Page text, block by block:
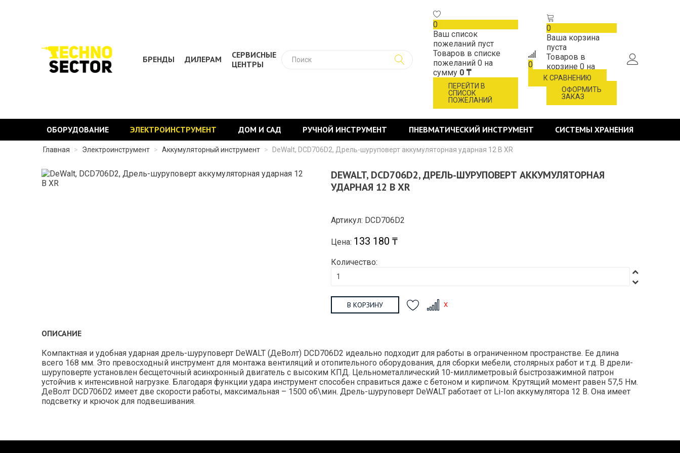
БРЕНДЫ ДИЛЕРАМ
СЕРВИСНЫЕ
ЦЕНТРЫ
0
Ваш список
пожеланий пуст
Товаров в списке
пожеланий 0 на
сумму 0 ₸
ПЕРЕЙТИ В
СПИСОК
ПОЖЕЛАНИЙ
0
К СРАВНЕНИЮ
0
Ваша корзина
пуста
Товаров в
корзине 0 на
сумму0 ₸
ОФОРМИТЬ
ЗАКАЗ
ОБОРУДОВАНИЕ ЭЛЕКТРОИНСТРУМЕНТ ДОМ И САД РУЧНОЙ ИНСТРУМЕНТ ПНЕВМАТИЧЕСКИЙ ИНСТРУМЕНТ СИСТЕМЫ ХРАНЕНИЯ
Главная > Электроинструмент > Аккумуляторный инструмент > DeWalt, DCD706D2, Дрель-шуруповерт аккумуляторная ударная 12 В XR
DEWALT, DCD706D2, ДРЕЛЬ-ШУРУПОВЕРТ АККУМУЛЯТОРНАЯ
УДАРНАЯ 12 В XR
Артикул: DCD706D2
Цена: 133 180 ₸
Количество:
В КОРЗИНУ
ОПИСАНИЕ
Компактная и удобная ударная дрель-шуруповерт DeWALT (ДеВолт) DCD706D2 идеально подходит для работы в ограниченном пространстве. Ее длина
всего 168 мм. Это превосходный инструмент для монтажа вентиляций и отопительного оборудования, для сборки мебели, столярных работ и т.д. В дрели-
шуруповерте установлен бесщеточный асинхронный двигатель с высоким КПД. Цельнометаллический 10-миллиметровый быстрозажимной патрон
устойчив к интенсивной нагрузке. Благодаря функции удара инструмент способен справиться даже с бетоном и кирпичом. Крутящий момент равен 57,5 Нм.
ДеВолт DCD706D2 имеет две скорости работы, максимальная – 1500 об\мин. Дрель-шуруповерт DeWALT работает от Li-Ion аккумулятора 12 В. Она имеет
подсветку и крючок для подвешивания.